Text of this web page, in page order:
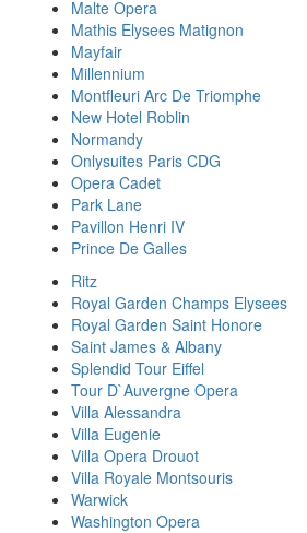
Malte Opera
Mathis Elysees Matignon
Mayfair
Millennium
Montfleuri Arc De Triomphe
New Hotel Roblin
Normandy
Onlysuites Paris CDG
Opera Cadet
Park Lane
Pavillon Henri IV
Prince De Galles
Ritz
Royal Garden Champs Elysees
Royal Garden Saint Honore
Saint James & Albany
Splendid Tour Eiffel
Tour D`Auvergne Opera
Villa Alessandra
Villa Eugenie
Villa Opera Drouot
Villa Royale Montsouris
Warwick
Washington Opera